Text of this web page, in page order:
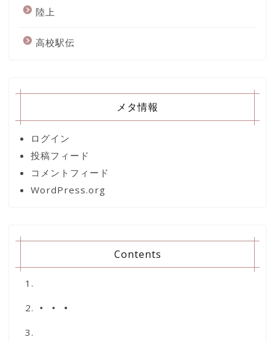
陸上
高校駅伝
メタ情報
ログイン
投稿フィード
コメントフィード
WordPress.org
Contents